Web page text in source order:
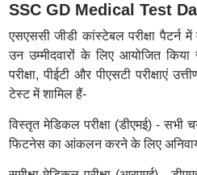
SSC GD Medical Test
एसएससी जीडी कांस्टेबल परीक्षा
उन उम्मीदवारों के लिए आयोजित किया
परीक्षा, पीईटी और पीएसटी परीक्षाएं
टेस्ट में शामिल हैं-
विस्तृत मेडिकल परीक्षा (डीएमई) - सभी
फिटनेस का आंकलन करने के लिए